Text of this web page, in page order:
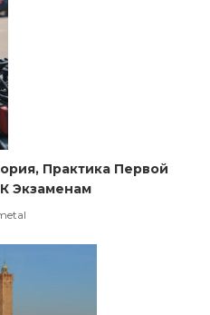
Практика Первой
Экзаменам